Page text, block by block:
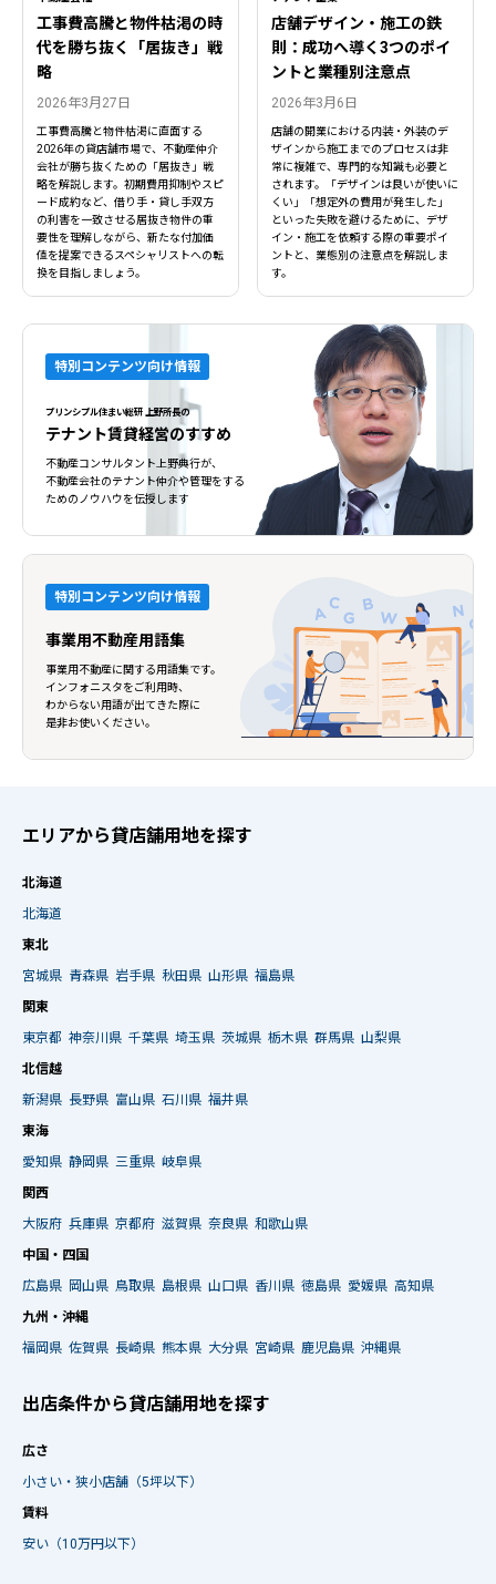
閉じる
工事費高騰と物件枯渇の時
代を勝ち抜く「居抜き」戦
略
2026年3月27日
工事費高騰と物件枯渇に直面する
2026年の貸店舗市場で、不動産仲介
会社が勝ち抜くための「居抜き」戦
略を解説します。初期費用抑制やスピ
ード成約など、借り手・貸し手双方
の利害を一致させる居抜き物件の重
要性を理解しながら、新たな付加価
値を提案できるスペシャリストへの転
換を目指しましょう。
店舗デザイン・施工の鉄
則：成功へ導く3つのポイ
ントと業種別注意点
2026年3月6日
店舗の開業における内装・外装のデ
ザインから施工までのプロセスは非
常に複雑で、専門的な知識も必要と
されます。「デザインは良いが使いに
くい」「想定外の費用が発生した」
といった失敗を避けるために、デザ
イン・施工を依頼する際の重要ポイ
ントと、業態別の注意点を解説しま
す。
特別コンテンツ向け情報
プリンシプル住まい総研 上野所長の
テナント賃貸経営のすすめ
不動産コンサルタント上野典行が、
不動産会社のテナント仲介や管理をする
ためのノウハウを伝授します
特別コンテンツ向け情報
事業用不動産用語集
事業用不動産に関する用語集です。
インフォニスタをご利用時、
わからない用語が出てきた際に
是非お使いください。
エリアから貸店舗用地を探す
北海道
北海道
東北
宮城県 青森県 岩手県 秋田県 山形県 福島県
関東
東京都 神奈川県 千葉県 埼玉県 茨城県 栃木県 群馬県 山梨県
北信越
新潟県 長野県 富山県 石川県 福井県
東海
愛知県 静岡県 三重県 岐阜県
関西
大阪府 兵庫県 京都府 滋賀県 奈良県 和歌山県
中国・四国
広島県 岡山県 鳥取県 島根県 山口県 香川県 徳島県 愛媛県 高知県
九州・沖縄
福岡県 佐賀県 長崎県 熊本県 大分県 宮崎県 鹿児島県 沖縄県
出店条件から貸店舗用地を探す
広さ
小さい・狭小店舗（5坪以下）
賃料
安い（10万円以下）